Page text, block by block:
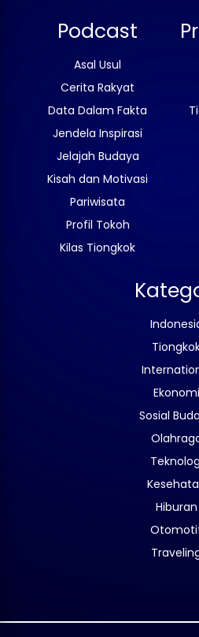
Podcast
Asal Usul
Cerita Rakyat
Data Dalam Fakta
Jendela Inspirasi
Jelajah Budaya
Kisah dan Motivasi
Pariwisata
Profil Tokoh
Kilas Tiongkok
Ekonomi
Sosial
Hiburan